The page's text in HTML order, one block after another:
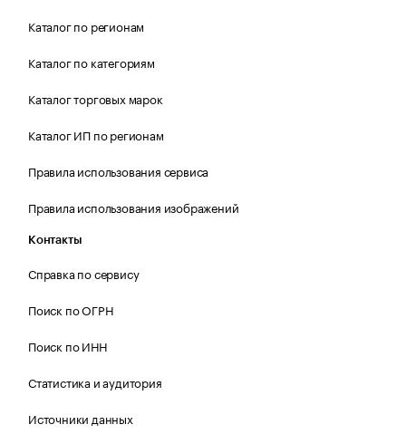
Каталог по регионам
Каталог по категориям
Каталог торговых марок
Каталог ИП по регионам
Правила использования сервиса
Правила использования изображений
Контакты
Справка по сервису
Поиск по ОГРН
Поиск по ИНН
Статистика и аудитория
Источники данных